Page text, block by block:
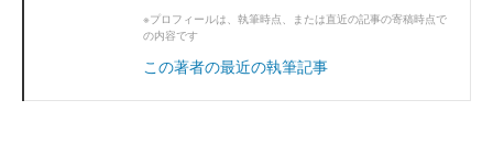
※プロフィールは、執筆時点、または直近の記事の寄稿時点で
の内容です
この著者の最近の執筆記事